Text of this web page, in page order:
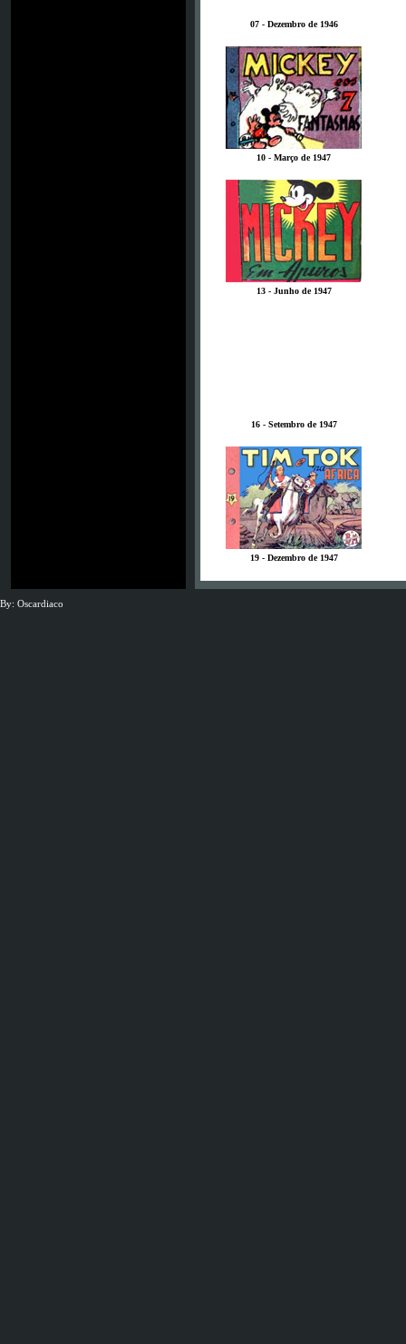
07 - Dezembro de 1946
10 - Março de 1947
13 - Junho de 1947
16 - Setembro de 1947
19 - Dezembro de 1947
By: Oscardiaco